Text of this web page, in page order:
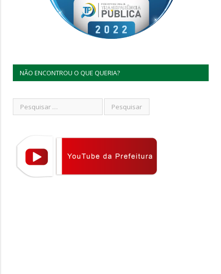
NÃO ENCONTROU O QUE QUERIA?